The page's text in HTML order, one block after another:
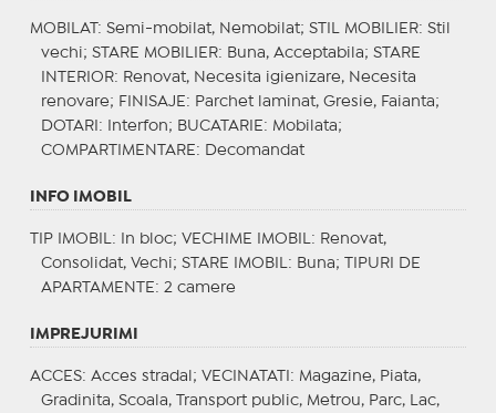
MOBILAT : Semi-mobilat, Nemobilat; STIL MOBILIER: Stil
vechi; STARE MOBILIER: Buna, Acceptabila; STARE
INTERIOR: Renovat, Necesita igienizare, Necesita
renovare; FINISAJE : Parchet laminat, Gresie, Faianta;
DOTARI : Interfon; BUCATARIE : Mobilata;
COMPARTIMENTARE : Decomandat
INFO IMOBIL
TIP IMOBIL : In bloc; VECHIME IMOBIL : Renovat,
Consolidat, Vechi; STARE IMOBIL : Buna;
TIPURI DE
APARTAMENTE : 2 camere
IMPREJURIMI
ACCES: Acces stradal; VECINATATI : Magazine, Piata,
Gradinita, Scoala, Transport public, Metrou, Parc, Lac,